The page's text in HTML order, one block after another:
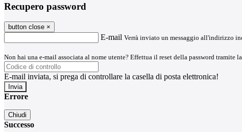
Recupero password
button close ×
E-mail Verrà inviato un messaggio all'indirizzo
Non hai una e-mail associata al nome utente? Effettua il reset della password tramite la
E-mail inviata, si prega di controllare la casella di posta elettronica!
Errore
Chiudi
Successo